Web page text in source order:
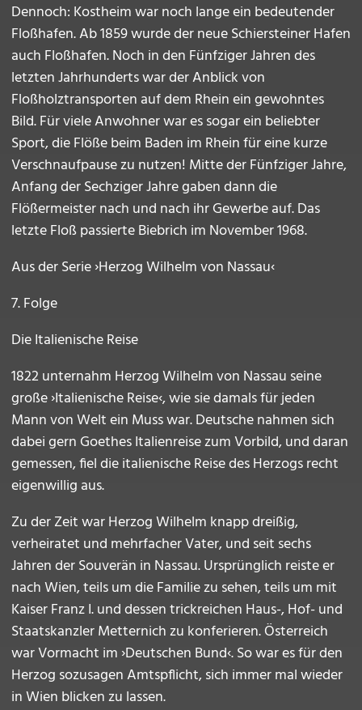
Dennoch: Kostheim war noch lange ein bedeutender
Floßhafen. Ab 1859 wurde der neue Schiersteiner Hafen
auch Floßhafen. Noch in den Fünfziger Jahren des
letzten Jahrhunderts war der Anblick von
Floßholztransporten auf dem Rhein ein gewohntes
Bild. Für viele Anwohner war es sogar ein beliebter
Sport, die Flöße beim Baden im Rhein für eine kurze
Verschnaufpause zu nutzen! Mitte der Fünfziger Jahre,
Anfang der Sechziger Jahre gaben dann die
Flößermeister nach und nach ihr Gewerbe auf. Das
letzte Floß passierte Biebrich im November 1968.
Aus der Serie ›Herzog Wilhelm von Nassau‹
7. Folge
Die Italienische Reise
1822 unternahm Herzog Wilhelm von Nassau seine
große ›Italienische Reise‹, wie sie damals für jeden
Mann von Welt ein Muss war. Deutsche nahmen sich
dabei gern Goethes Italienreise zum Vorbild, und daran
gemessen, fiel die italienische Reise des Herzogs recht
eigenwillig aus.
Zu der Zeit war Herzog Wilhelm knapp dreißig,
verheiratet und mehrfacher Vater, und seit sechs
Jahren der Souverän in Nassau. Ursprünglich reiste er
nach Wien, teils um die Familie zu sehen, teils um mit
Kaiser Franz I. und dessen trickreichen Haus-, Hof- und
Staatskanzler Metternich zu konferieren. Österreich
war Vormacht im ›Deutschen Bund‹. So war es für den
Herzog sozusagen Amtspflicht, sich immer mal wieder
in Wien blicken zu lassen.